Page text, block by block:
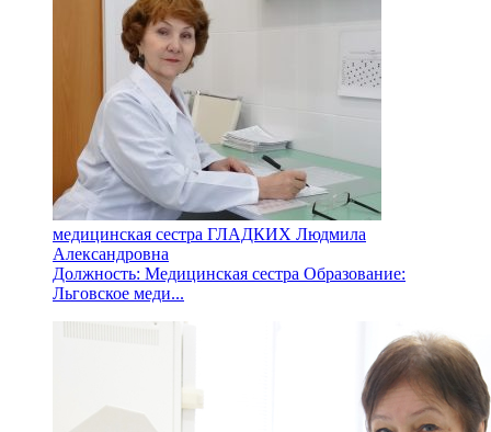
медицинская сестра ГЛАДКИХ Людмила
Александровна
Должность: Медицинская сестра Образование:
Льговское меди...